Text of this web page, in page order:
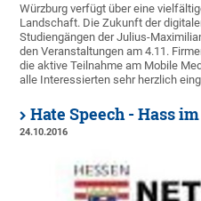
Würzburg verfügt über eine
Landschaft. Die Zukunft der
Studiengängen der Julius-
den Veranstaltungen am 4.11.
die aktive Teilnahme am Mobile
alle Interessierten sehr herzlich
Hate Speech - Hass
24.10.2016